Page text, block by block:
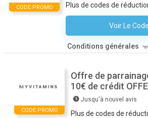
CODE PROMO Plus de codes de
Voir Le Code
Aucun Code
Conditions générales
CODE PROMO
Offre de
10€ de crédit
Jusqu'à nouvel avis
Plus de codes de